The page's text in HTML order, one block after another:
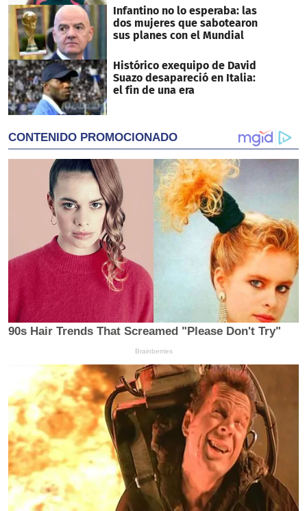
Infantino no lo esperaba: las
dos mujeres que sabotearon
sus planes con el Mundial
Histórico exequipo de David
Suazo desapareció en Italia:
el fin de una era